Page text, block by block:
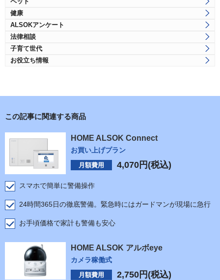
健康
ALSOKアンケート
法律相談
子育て世代
お役立ち情報
この記事に関連する商品
HOME ALSOK Connect
お買い上げプラン
月額費用 4,070 円(税込)
スマホで簡単に警備操作
24時間365日の徹底警備。緊急時にはガードマンが現場に急行
お手頃価格で家計も警備も安心
HOME ALSOK アルボeye
カメラ稼働式
月額費用 2,750 円(税込)